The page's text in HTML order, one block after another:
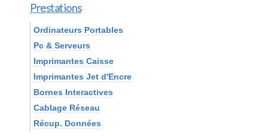
Prestations
Ordinateurs Portables
Pc & Serveurs
Imprimantes Caisse
Imprimantes Jet d'Encre
Bornes Interactives
Cablage Réseau
Récup. Données